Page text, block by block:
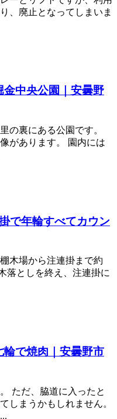
、廃止となってしまいま
中央公園｜安曇野
の裏にある公園です。
があります。 園内には
で年輪すべてカウン
木場から注連掛まで約
落としを終え、注連掛に
で焼肉｜安曇野市
ただ、脇道に入ったと
しまうかもしれません。